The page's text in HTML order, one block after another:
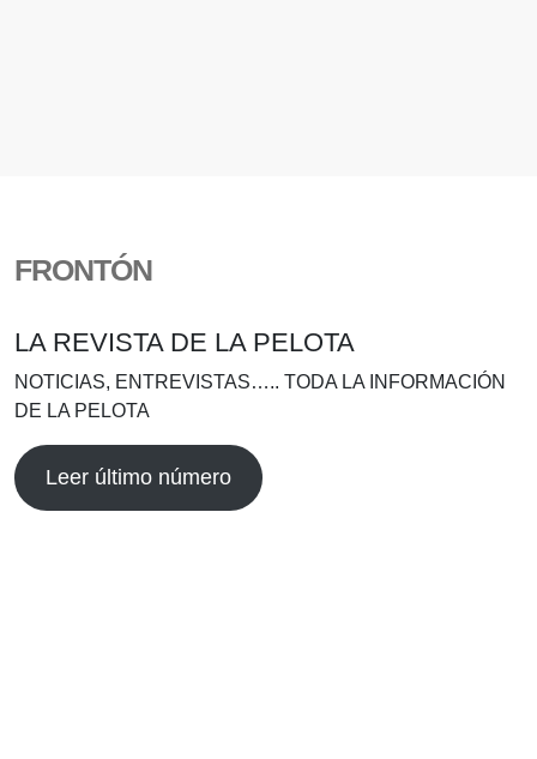
FRONTÓN
LA REVISTA DE LA PELOTA
NOTICIAS, ENTREVISTAS….. TODA LA INFORMACIÓN
DE LA PELOTA
Leer último número